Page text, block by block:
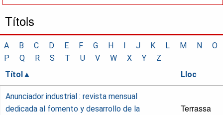
Títols
A B C D E F G H I J K L M N
O
P
Q R S T U V W X Y
Z
Títol
Lloc
Anunciador industrial : revista mensual
dedicada al fomento y desarrollo de la
Terrassa